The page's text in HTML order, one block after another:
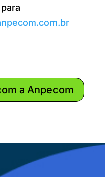
a Anpecom